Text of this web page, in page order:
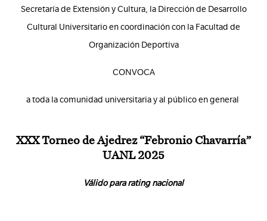
Secretaría de Extensión y Cultura, la Dirección de Desarrollo
Cultural Universitario en coordinación con la Facultad de
Organización Deportiva
CONVOCA
a toda la comunidad universitaria y al público en general
XXX Torneo de Ajedrez “Febronio Chavarría”
UANL 2025
Válido para rating nacional